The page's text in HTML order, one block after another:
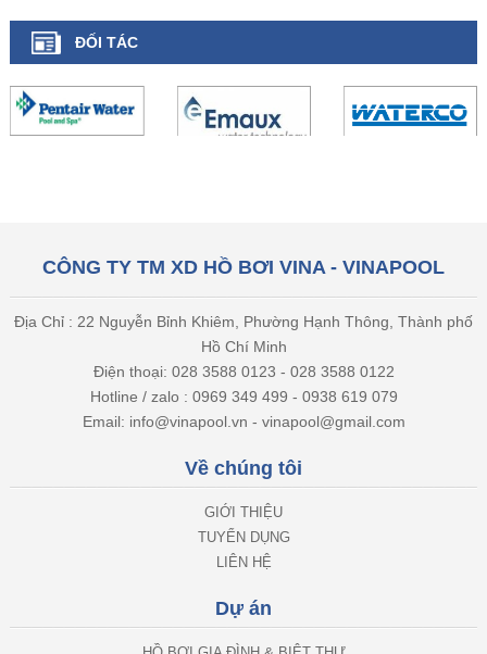
ĐỐI TÁC
CÔNG TY TM XD HỒ BƠI VINA - VINAPOOL
Địa Chỉ : 22 Nguyễn Bỉnh Khiêm, Phường Hạnh Thông, Thành phố
Hồ Chí Minh
Điện thoại: 028 3588 0123 - 028 3588 0122
Hotline / zalo : 0969 349 499 - 0938 619 079
Email: info@vinapool.vn - vinapool@gmail.com
Về chúng tôi
GIỚI THIỆU
TUYỂN DỤNG
LIÊN HỆ
Dự án